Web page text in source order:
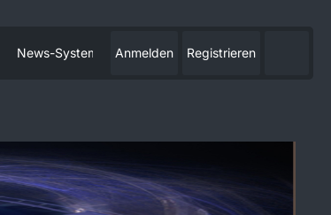
News-System Anmelden Registrieren